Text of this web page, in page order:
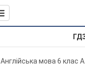
Англійська мова 6 клас